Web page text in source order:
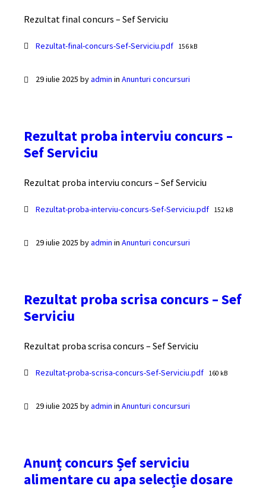
Rezultat final concurs – Sef Serviciu
Documente
Rezultat-final-concurs-Sef-Serviciu.pdf File
156 kB
29 iulie 2025 byadmin in Anunturi concursuri
Rezultat proba interviu concurs –
Sef Serviciu
Rezultat proba interviu concurs – Sef Serviciu
Documente
Rezultat-proba-interviu-concurs-Sef-Serviciu.pdf File
152 kB
29 iulie 2025 byadmin in Anunturi concursuri
Rezultat proba scrisa concurs – Sef
Serviciu
Rezultat proba scrisa concurs – Sef Serviciu
Documente
Rezultat-proba-scrisa-concurs-Sef-Serviciu.pdf File
160 kB
29 iulie 2025 byadmin in Anunturi concursuri
Anunț concurs Șef serviciu
alimentare cu apa selecție dosare